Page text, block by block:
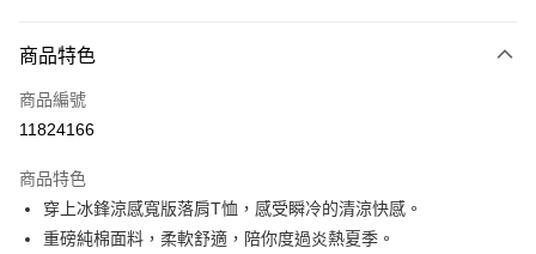
信用卡一次付款
信用卡分期付款
合作金庫商業銀行
華南商業銀行
彰化商業銀行
上海商業儲蓄銀行
台北富邦商業銀行
6 期 0 利率 每期
華南商業銀行
彰化商業銀行
12 期 0 利率 每期NT$44
商品特色
商品編號
11824166
商品特色
穿上冰鋒涼感寬版落肩T恤，感受瞬冷的清涼快感。
重磅純棉面料，柔軟舒適，陪你度過炎熱夏季。